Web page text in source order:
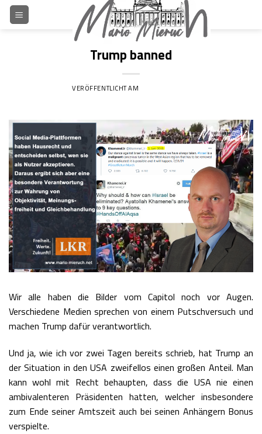
Skip
Trump banned
VERÖFFENTLICHT AM
Wir alle haben die Bilder vom Capitol noch vor Augen.
Verschiedene Medien sprechen von einem Putschversuch und
machen Trump dafür verantwortlich.
Und ja, wie ich vor zwei Tagen bereits schrieb, hat Trump an
der Situation in den USA zweifellos einen großen Anteil. Man
kann wohl mit Recht behaupten, dass die USA nie einen
ambivalenteren Präsidenten hatten, welcher insbesondere
zum Ende seiner Amtszeit auch bei seinen Anhängern Bonus
verspielte.